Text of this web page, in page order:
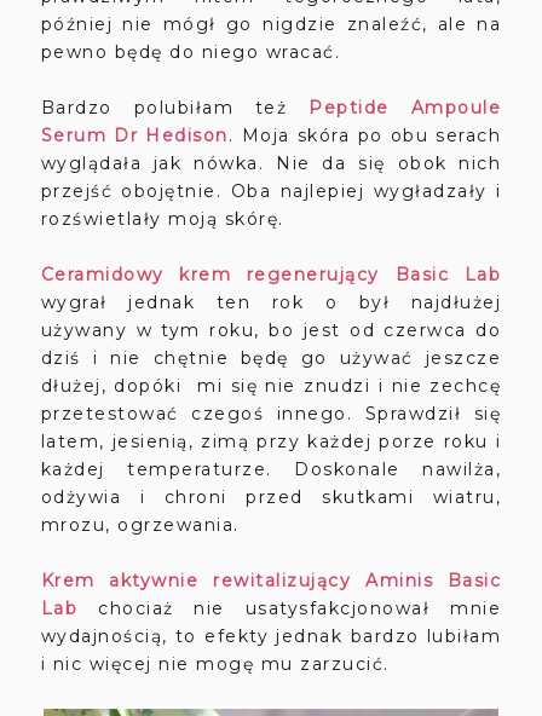
później nie mógł go nigdzie znaleźć, ale na
pewno będę do niego wracać.
Bardzo polubiłam też Peptide Ampoule
Serum Dr Hedison. Moja skóra po obu serach
wyglądała jak nówka. Nie da się obok nich
przejść obojętnie. Oba najlepiej wygładzały i
rozświetlały moją skórę.
Ceramidowy krem regenerujący Basic Lab
wygrał jednak ten rok o był najdłużej
używany w tym roku, bo jest od czerwca do
dziś i nie chętnie będę go używać jeszcze
dłużej, dopóki mi się nie znudzi i nie zechcę
przetestować czegoś innego. Sprawdził się
latem, jesienią, zimą przy każdej porze roku i
każdej temperaturze. Doskonale nawilża,
odżywia i chroni przed skutkami wiatru,
mrozu, ogrzewania.
Krem aktywnie rewitalizujący Aminis Basic
Lab chociaż nie usatysfakcjonował mnie
wydajnością, to efekty jednak bardzo lubiłam
i nic więcej nie mogę mu zarzucić.